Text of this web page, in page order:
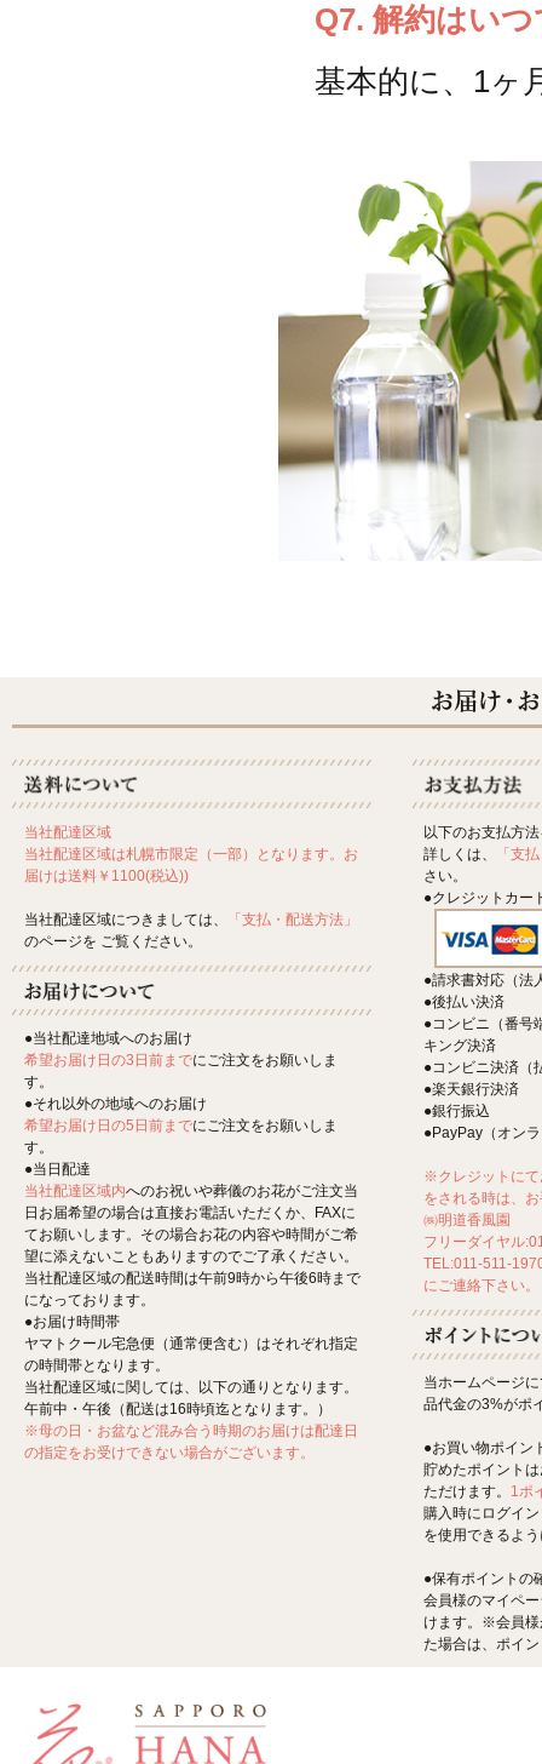
Q7. 解約はい
基本的に、1ヶ
当社配達区域
当社配達区域は札幌市限定（一部）となります。お
届けは送料￥1100(税込))
当社配達区域につきましては、
「支払・配送方法」
のページを ご覧ください。
●当社配達地域へのお届け
希望お届け日の3日前までにご注文をお願いしま
す。
●それ以外の地域へのお届け
希望お届け日の5日前までにご注文をお願いしま
す。
●当日配達
当社配達区域内へのお祝いや葬儀のお花がご注文当
日お届希望の場合は直接お電話いただくか、FAXに
てお願いします。その場合お花の内容や時間がご希
望に添えないこともありますのでご了承ください。
当社配達区域の配送時間は午前9時から午後6時まで
になっております。
●お届け時間帯
ヤマトクール宅急便（通常便含む）はそれぞれ指定
の時間帯となります。
当社配達区域に関しては、以下の通りとなります。
午前中・午後（配送は16時頃迄となります。）
※母の日・お盆など混み合う時期のお届けは配達日
の指定をお受けできない場合がございます。
以下のお支払方
詳しくは、
「支
さい。
●クレジットカー
●請求書対応（法
●後払い決済
●コンビニ（番号
キング決済
●コンビニ決済（
●楽天銀行決済
●銀行振込
●PayPay（オン
※クレジットにて
をされる時は、
㈱明道香風園
フリーダイヤル
TEL:011-511-
にご連絡下さい。
当ホームページ
品代金の3%がポ
●お買い物ポイン
貯めたポイント
ただけます。 1ポ
購入時にログイ
を使用できるよ
●保有ポイントの
会員様のマイペ
けます。※会員様
た場合は、ポイ